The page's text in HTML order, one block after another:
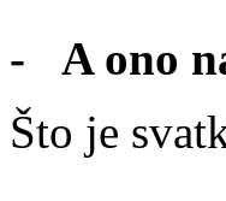
- A ono
Što je